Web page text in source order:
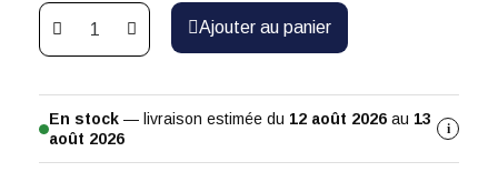
Ajouter au panier
En stock — livraison estimée du 12 août 2026 au 13
août 2026
i